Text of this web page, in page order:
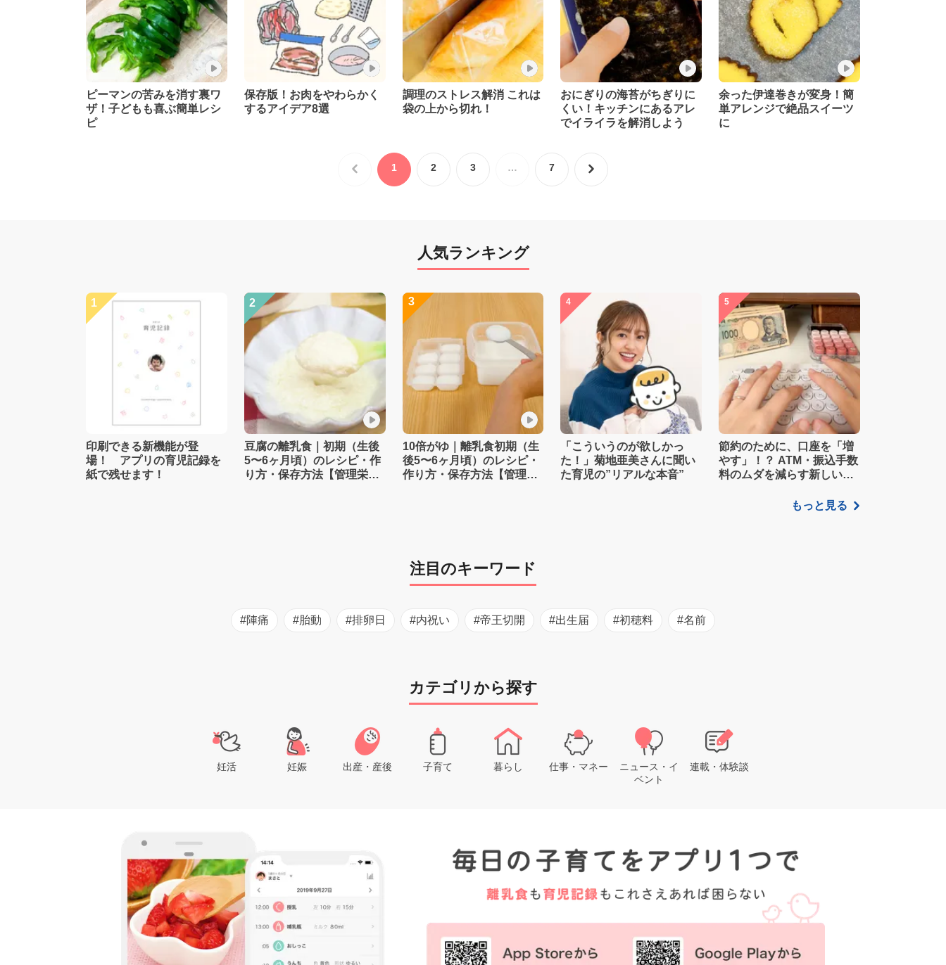
ピーマンの苦みを消す裏ワ
ザ！子どもも喜ぶ簡単レシ
ピ
保存版！お肉をやわらかく
するアイデア8選
調理のストレス解消 これは
袋の上から切れ！
おにぎりの海苔がちぎりに
くい！キッチンにあるアレ
でイライラを解消しよう
余った伊達巻きが変身！簡
単アレンジで絶品スイーツ
に
1 2 3 … 7
人気ランキング
1
印刷できる新機能が登
場！ アプリの育児記録を
紙で残せます！
2
豆腐の離乳食｜初期（生後
5〜6ヶ月頃）のレシピ・作
り方・保存方法【管理栄養
3
10倍がゆ｜離乳食初期（生
後5〜6ヶ月頃）のレシピ・
作り方・保存方法【管理栄
4
「こういうのが欲しかっ
た！」菊地亜美さんに聞い
た育児の”リアルな本音”
5
節約のために、口座を「増
やす」！？ ATM・振込手数
料のムダを減らす新しい家
もっと見る
注目のキーワード
#陣痛 #胎動 #排卵日 #内祝い #帝王切開 #出生届 #初穂料 #名前
カテゴリから探す
妊活 妊娠 出産・産後 子育て 暮らし 仕事・マネー
ニュース・イ
ベント
連載・体験談